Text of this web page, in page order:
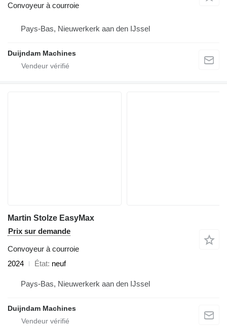
Convoyeur à courroie
Pays-Bas, Nieuwerkerk aan den IJssel
Duijndam Machines
Martin Stolze EasyMax
Prix sur demande
Convoyeur à courroie
2024
État neuf
Pays-Bas, Nieuwerkerk aan den IJssel
Duijndam Machines